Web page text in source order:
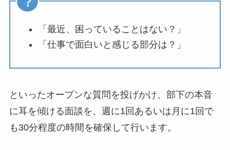
「最近、困っていることはない？」
「仕事で面白いと感じる部分は？」
といったオープンな質問を投げかけ、部下の本音
に耳を傾ける面談を、週に1回あるいは月に1回で
も30分程度の時間を確保して行います。